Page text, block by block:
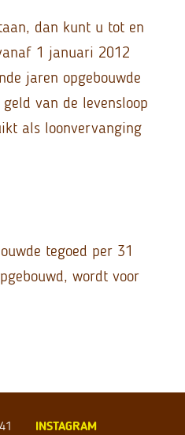
dan kunt u tot en
1 januari 2012
jaren opgebouwde
van de levensloop
als loonvervanging
tegoed per 31
wordt voor
INSTAGRAM